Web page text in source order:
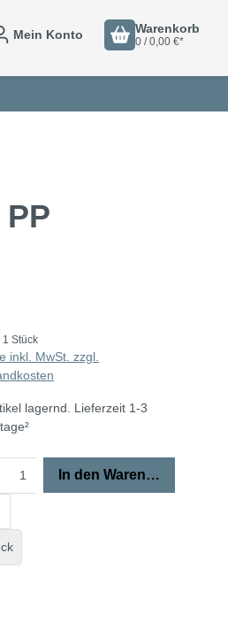
Mein Konto Warenkorb
0 / 0,00 €*
1 Stück
inkl. MwSt. zzgl.
lagernd. Lieferzeit 1-3
In den Warenkorb